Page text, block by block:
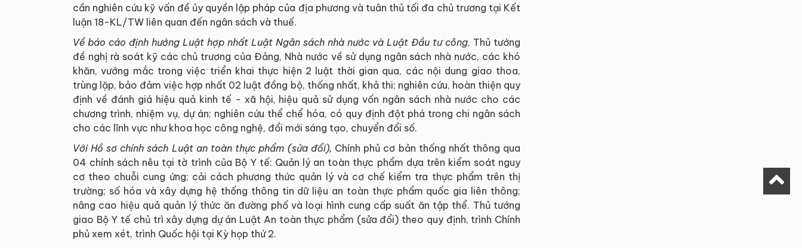
cần nghiên cứu kỹ vấn đề ủy quyền lập pháp của địa phương và tuân thủ tối đa chủ trương tại Kết
luận 18-KL/TW liên quan đến ngân sách và thuế.
Về báo cáo định hướng Luật hợp nhất Luật Ngân sách nhà nước và Luật Đầu tư công, Thủ tướng
đề nghị rà soát kỹ các chủ trương của Đảng, Nhà nước về sử dụng ngân sách nhà nước, các khó
khăn, vướng mắc trong việc triển khai thực hiện 2 luật thời gian qua, các nội dung giao thoa,
trùng lặp, bảo đảm việc hợp nhất 02 luật đồng bộ, thống nhất, khả thi; nghiên cứu, hoàn thiện quy
định về đánh giá hiệu quả kinh tế - xã hội, hiệu quả sử dụng vốn ngân sách nhà nước cho các
chương trình, nhiệm vụ, dự án; nghiên cứu thể chể hóa, có quy định đột phá trong chi ngân sách
cho các lĩnh vực như khoa học công nghệ, đổi mới sáng tạo, chuyển đổi số.
Với Hồ sơ chính sách Luật an toàn thực phẩm (sửa đổi), Chính phủ cơ bản thống nhất thông qua
04 chính sách nêu tại tờ trình của Bộ Y tế: Quản lý an toàn thực phẩm dựa trên kiểm soát nguy
cơ theo chuỗi cung ứng; cải cách phương thức quản lý và cơ chế kiểm tra thực phẩm trên thị
trường; số hóa và xây dựng hệ thống thông tin dữ liệu an toàn thực phẩm quốc gia liên thông;
nâng cao hiệu quả quản lý thức ăn đường phố và loại hình cung cấp suất ăn tập thể. Thủ tướng
giao Bộ Y tế chủ trì xây dựng dự án Luật An toàn thực phẩm (sửa đổi) theo quy định, trình Chính
phủ xem xét, trình Quốc hội tại Kỳ họp thứ 2.